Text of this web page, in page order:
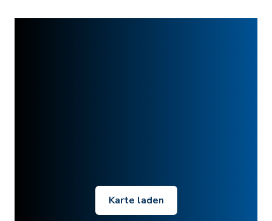
Karte laden